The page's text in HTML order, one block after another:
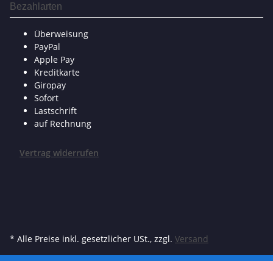
Bezahlarten
Überweisung
PayPal
Apple Pay
Kreditkarte
Giropay
Sofort
Lastschrift
auf Rechnung
Vertrag widerrufen
* Alle Preise inkl. gesetzlicher USt., zzgl. Versand